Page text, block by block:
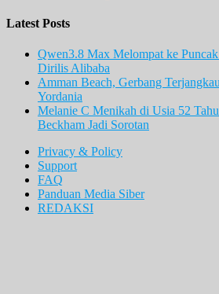
Latest Posts
Qwen3.8 Max Melompat ke
Dirilis Alibaba
Amman Beach, Gerbang
Yordania
Melanie C Menikah di Usia 52
Beckham Jadi Sorotan
Privacy & Policy
Support
FAQ
Panduan Media Siber
REDAKSI